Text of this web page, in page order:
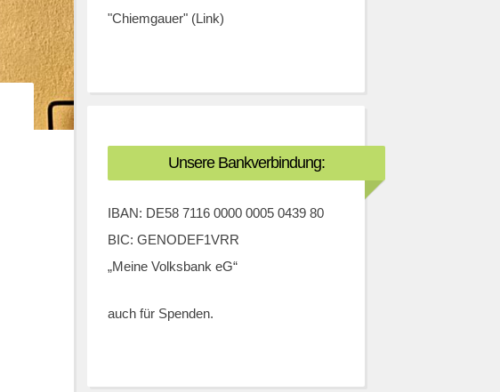
"Chiemgauer" (Link)
Unsere Bankverbindung:
IBAN: DE58 7116 0000 0005 0439 80
BIC: GENODEF1VRR
„Meine Volksbank eG“
auch für Spenden.